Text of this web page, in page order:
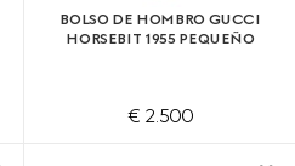
BOLSO DE HOMBRO GUCCI
HORSEBIT 1955 PEQUEÑO
€ 2.500